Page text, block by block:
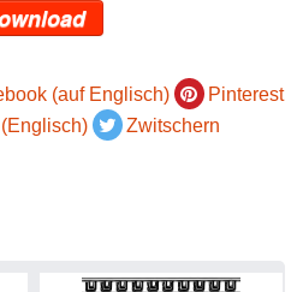
(auf Englisch)
Pinterest
(Englisch)
Zwitschern